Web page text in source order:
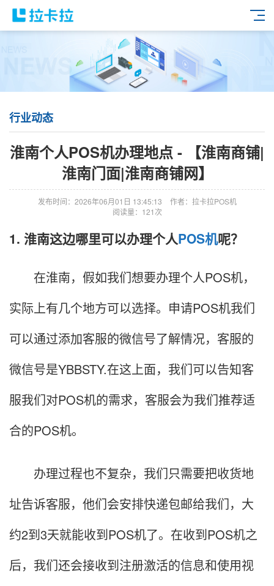
行业动态
淮南个人POS机办理地点 - 【淮南商铺|
淮南门面|淮南商铺网】
发布时间：2026年06月01日 13:45:13
作者：拉卡拉POS机
阅读量：121次
1. 淮南这边哪里可以办理个人POS机呢？
在淮南，假如我们想要办理个人POS机，
实际上有几个地方可以选择。申请POS机我们
可以通过添加客服的微信号了解情况，客服的
微信号是YBBSTY.在这上面，我们可以告知客
服我们对POS机的需求，客服会为我们推荐适
合的POS机。
办理过程也不复杂，我们只需要把收货地
址告诉客服，他们会安排快递包邮给我们，大
约2到3天就能收到POS机了。在收到POS机之
后，我们还会接收到注册激活的信息和使用视